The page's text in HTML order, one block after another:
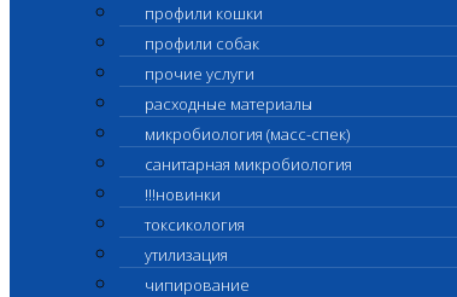
профили кошки
профили собак
прочие услуги
расходные материалы
микробиология (масс-спек)
санитарная микробиология
!!!новинки
токсикология
утилизация
чипирование